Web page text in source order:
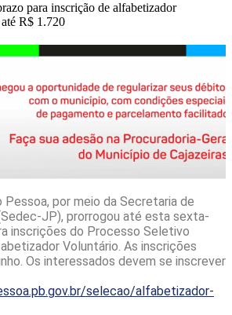
por meio da Secretaria de
JP), prorrogou até esta sexta-
inscrições do Processo Seletivo
Voluntário. As inscrições
Os interessados devem se inscrever
selecao/alfabetizador-